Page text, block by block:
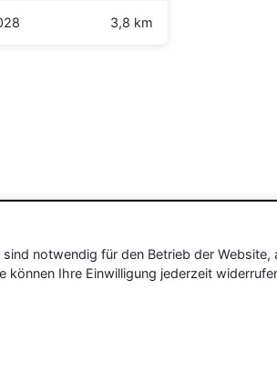
3,8 km
notwendig für den Betrieb der Website,
Ihre Einwilligung jederzeit